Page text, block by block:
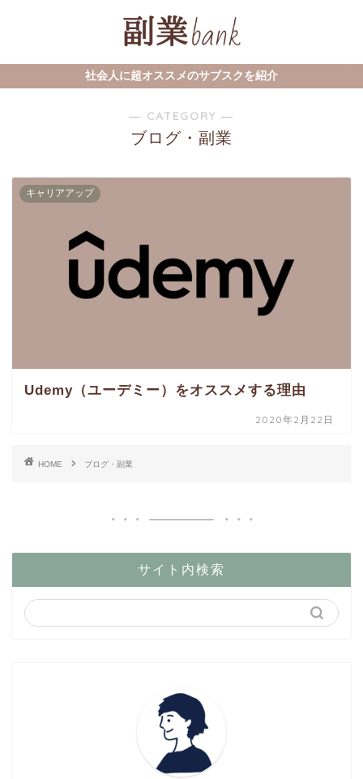
社会人に超オススメのサブスクを紹介
― CATEGORY ―
ブログ・副業
キャリアアップ
Udemy（ユーデミー）をオススメする理由
2020年2月22日
HOME ブログ・副業
サイト内検索